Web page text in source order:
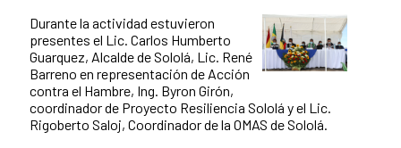
Durante la actividad estuvieron
presentes el Lic. Carlos Humberto
Guarquez, Alcalde de Sololá, Lic. René
Barreno en representación de Acción
contra el Hambre, Ing. Byron Girón,
coordinador de Proyecto Resiliencia Sololá y el Lic.
Rigoberto Saloj, Coordinador de la OMAS de Sololá.